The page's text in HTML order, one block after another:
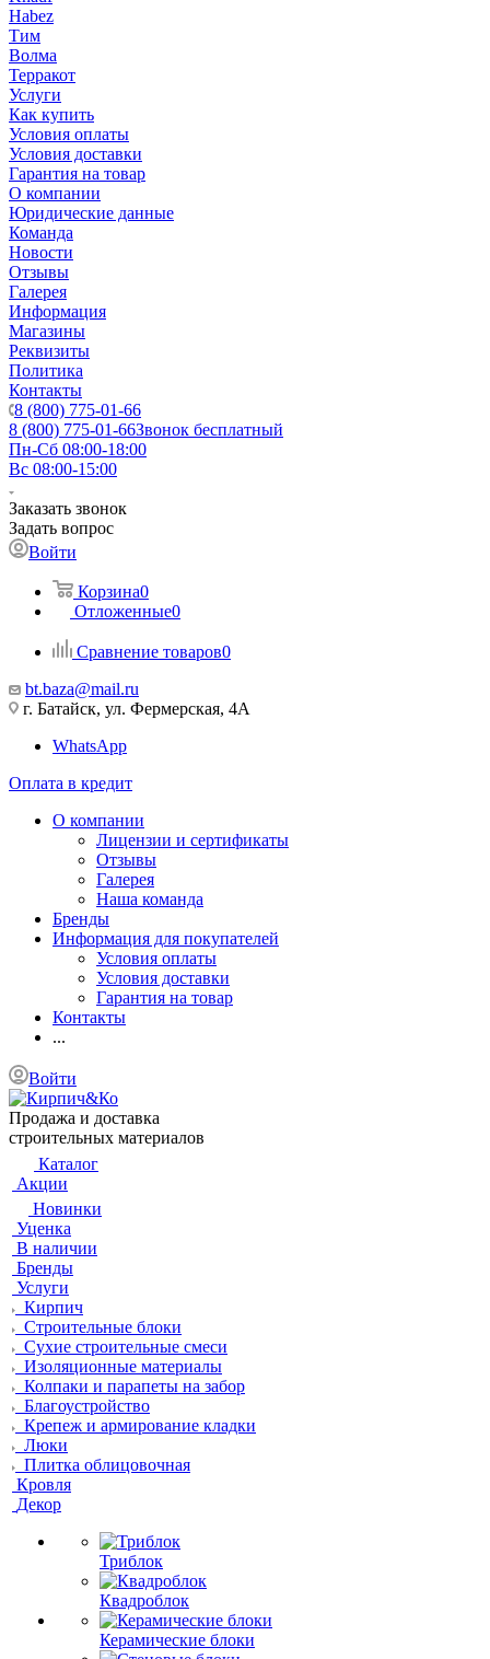
Habez
Тим
Волма
Терракот
Услуги
Как купить
Условия оплаты
Условия доставки
Гарантия на товар
О компании
Юридические данные
Команда
Новости
Отзывы
Галерея
Информация
Магазины
Реквизиты
Политика
Контакты
8 (800) 775-01-66
8 (800) 775-01-66Звонок бесплатный
Пн-Сб 08:00-18:00
Вс 08:00-15:00
Заказать звонок
Задать вопрос
Войти
Корзина0
Отложенные0
Сравнение товаров0
bt.baza@mail.ru
г. Батайск, ул. Фермерская, 4А
WhatsApp
Оплата в кредит
О компании
Лицензии и сертификаты
Отзывы
Галерея
Наша команда
Бренды
Информация для покупателей
Условия оплаты
Условия доставки
Гарантия на товар
Контакты
...
Войти
Продажа и доставка
строительных материалов
Каталог
Акции
Новинки
Уценка
В наличии
Бренды
Услуги
Кирпич
Строительные блоки
Сухие строительные смеси
Изоляционные материалы
Колпаки и парапеты на забор
Благоустройство
Крепеж и армирование кладки
Люки
Плитка облицовочная
Кровля
Декор
Триблок
Квадроблок
Керамические блоки